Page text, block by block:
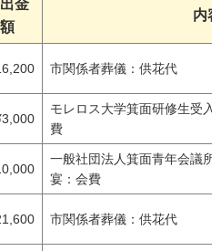
金
額
内容
市関係者葬儀：供花代
モレロス大学箕面研修生受
費
一般社団法人箕面青年会議
宴：会費
市関係者葬儀：供花代